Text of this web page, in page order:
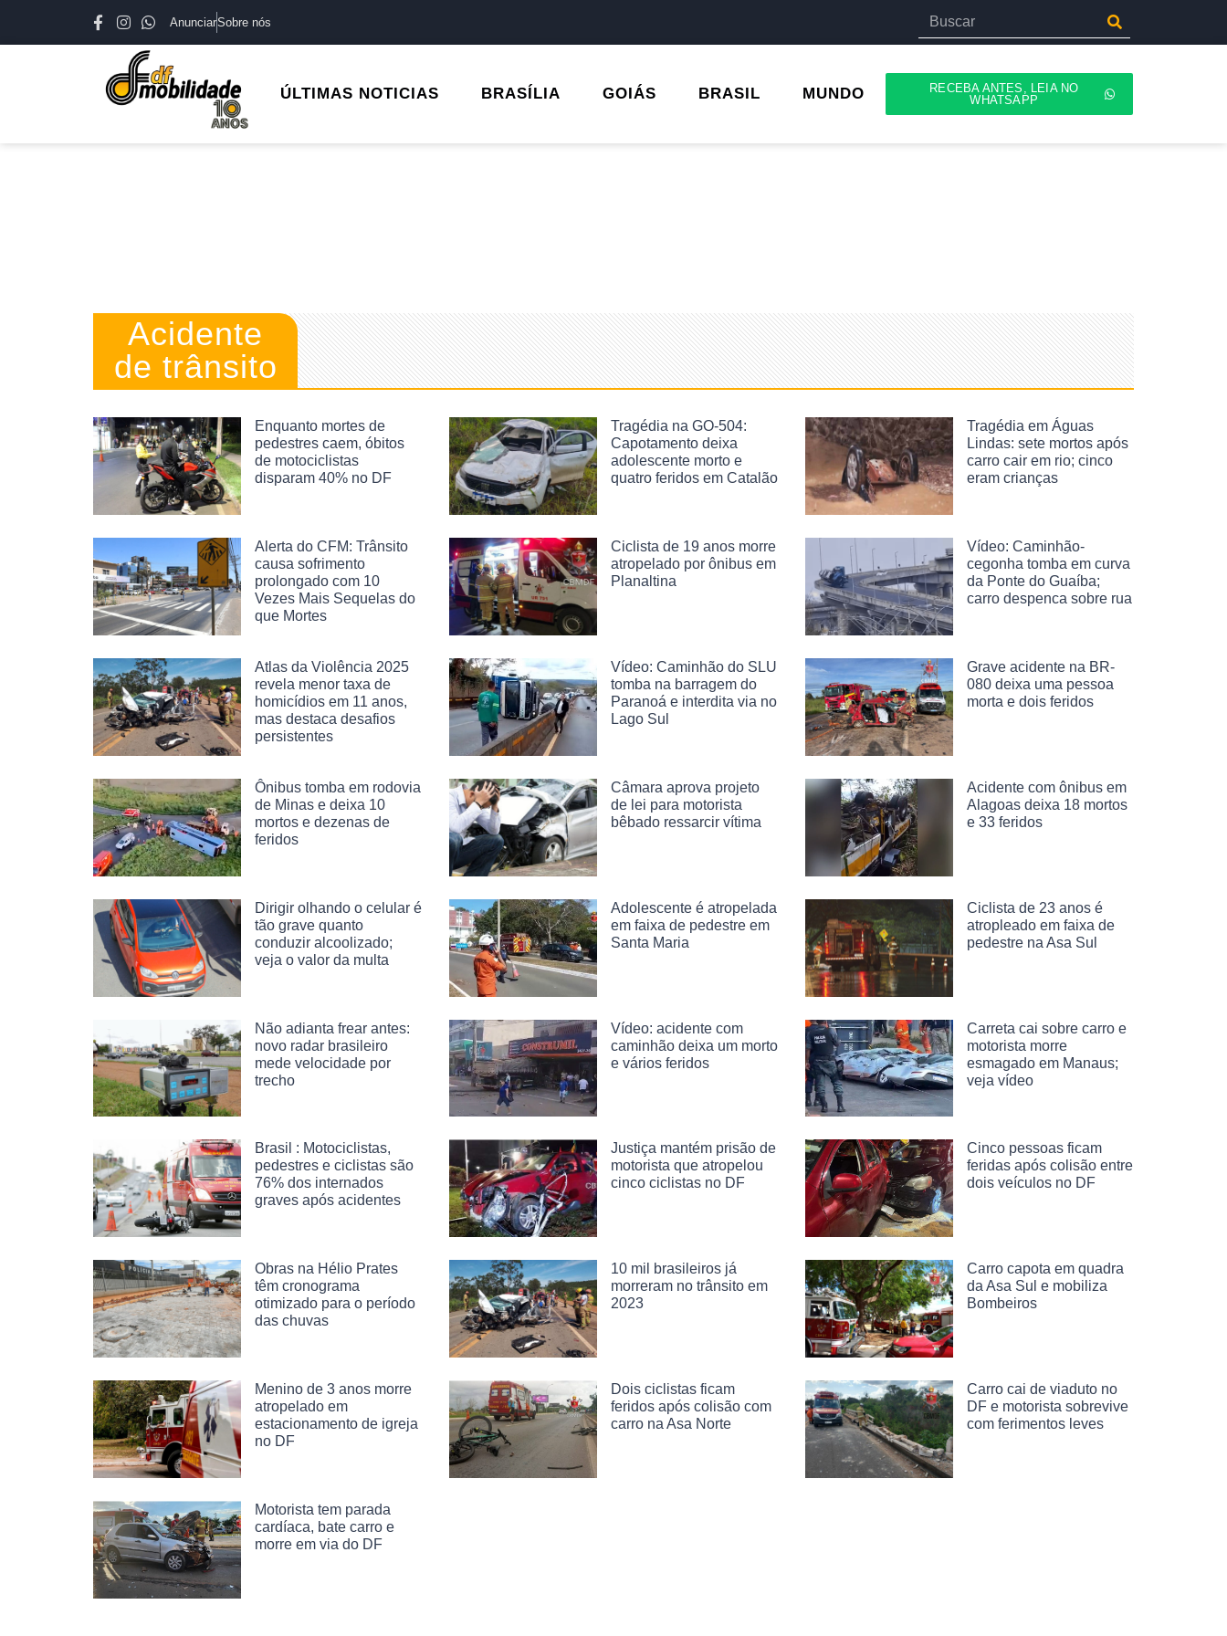
AnunciarSobre nós
ÚLTIMAS NOTICIAS BRASÍLIA GOIÁS BRASIL MUNDO
RECEBA ANTES, LEIA NO
WHATSAPP
Acidente
de trânsito
Enquanto mortes de
pedestres caem, óbitos
de motociclistas
disparam 40% no DF
Tragédia na GO-504:
Capotamento deixa
adolescente morto e
quatro feridos em Catalão
Tragédia em Águas
Lindas: sete mortos após
carro cair em rio; cinco
eram crianças
Alerta do CFM: Trânsito
causa sofrimento
prolongado com 10
Vezes Mais Sequelas do
que Mortes
Ciclista de 19 anos morre
atropelado por ônibus em
Planaltina
Vídeo: Caminhão-
cegonha tomba em curva
da Ponte do Guaíba;
carro despenca sobre rua
Atlas da Violência 2025
revela menor taxa de
homicídios em 11 anos,
mas destaca desafios
persistentes
Vídeo: Caminhão do SLU
tomba na barragem do
Paranoá e interdita via no
Lago Sul
Grave acidente na BR-
080 deixa uma pessoa
morta e dois feridos
Ônibus tomba em rodovia
de Minas e deixa 10
mortos e dezenas de
feridos
Câmara aprova projeto
de lei para motorista
bêbado ressarcir vítima
Acidente com ônibus em
Alagoas deixa 18 mortos
e 33 feridos
Dirigir olhando o celular é
tão grave quanto
conduzir alcoolizado;
veja o valor da multa
Adolescente é atropelada
em faixa de pedestre em
Santa Maria
Ciclista de 23 anos é
atropleado em faixa de
pedestre na Asa Sul
Não adianta frear antes:
novo radar brasileiro
mede velocidade por
trecho
Vídeo: acidente com
caminhão deixa um morto
e vários feridos
Carreta cai sobre carro e
motorista morre
esmagado em Manaus;
veja vídeo
Brasil : Motociclistas,
pedestres e ciclistas são
76% dos internados
graves após acidentes
Justiça mantém prisão de
motorista que atropelou
cinco ciclistas no DF
Cinco pessoas ficam
feridas após colisão entre
dois veículos no DF
Obras na Hélio Prates
têm cronograma
otimizado para o período
das chuvas
10 mil brasileiros já
morreram no trânsito em
2023
Carro capota em quadra
da Asa Sul e mobiliza
Bombeiros
Menino de 3 anos morre
atropelado em
estacionamento de igreja
no DF
Dois ciclistas ficam
feridos após colisão com
carro na Asa Norte
Carro cai de viaduto no
DF e motorista sobrevive
com ferimentos leves
Motorista tem parada
cardíaca, bate carro e
morre em via do DF